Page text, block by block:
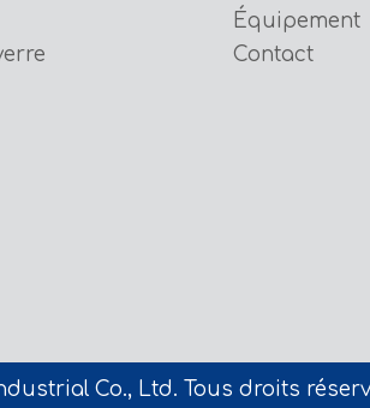
Équipement
Contact
Co., Ltd. Tous droits